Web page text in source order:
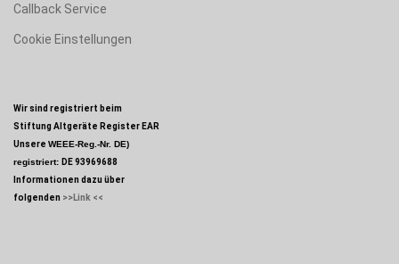
Callback Service
Cookie Einstellungen
Wir sind registriert beim
Stiftung Altgeräte Register EAR
Unsere WEEE-Reg.-Nr. DE)
registriert: DE 93969688
Informationen dazu über
folgenden >>Link <<